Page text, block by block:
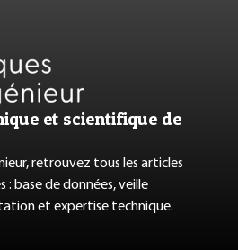
et scientifique de
retrouvez tous les articles
base de données, veille
et expertise technique.